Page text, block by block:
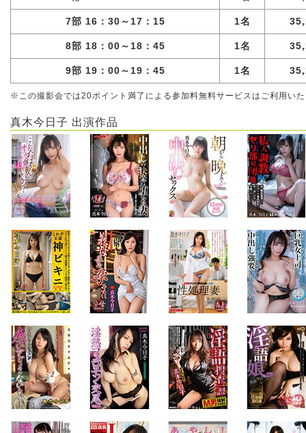
7部 16：30～17：15 1名
8部 18：00～18：45 1名
9部 19：00～19：45 1名
※この撮影会では20ポイント満了による参加料無料サービスはご利用い
真木今日子 出演作品